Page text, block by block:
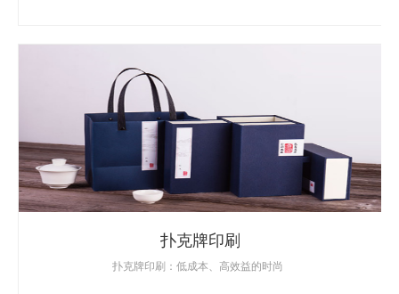
扑克牌印刷
扑克牌印刷：低成本、高效益的时尚